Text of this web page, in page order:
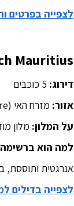
לצפייה בפרטים
Mauritius
דירוג: 5 כוכבים
אזור: מזרח האי (Belle Mare)
על המלון: מלון
למה הוא
אנרגטית ותוססת,
לצפייה בדילים